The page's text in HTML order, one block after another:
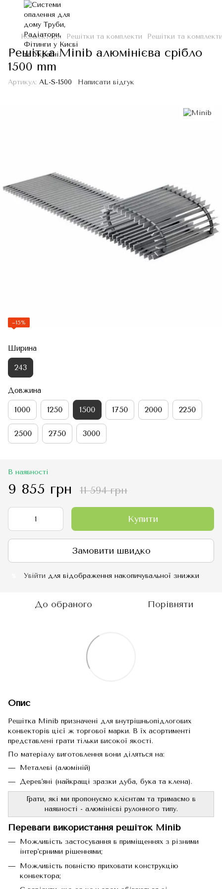
Конвектори Решітки та комплекти Решітки та
Решітка Minib алюмінієва срібло
1500 mm
Артикул: AL-S-1500 Написати відгук
−15%
Ширина
243
Довжина
1000 1250 1500 1750 2000 2250
2500 2750 3000
В наявності
9 855 грн 11 594 грн
Купити
Замовити швидко
Увійти для відображення накопичувальної знижки
До обраного Порівняти
Опис
Решітка Minib призначені для внутрішньопідлогових
конвекторів цієї ж торгової марки. В їх асортименті
представлені грати тільки високої якості.
По матеріалу виготовлення вони діляться на:
Металеві (алюміній)
Дерев'яні (найкращі зразки дуба, бука та клена).
Грати, які ми пропонуємо клієнтам та тримаємо в
наявності - алюмінієві рулонного типу.
Переваги використання решіток Minib
Можливість застосування в приміщеннях з різними
інтер'єрними рішеннями;
Можливість повністю приховати конструкцію
конвектора;